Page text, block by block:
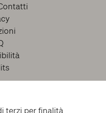
terzi per finalità